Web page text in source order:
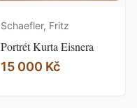
Schaefler, Fritz
Portrét Kurta Eisnera
15 000 Kč